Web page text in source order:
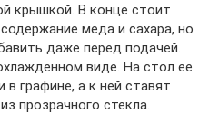
крышкой. В конце стоит
меда и сахара, но
даже перед подачей.
виде. На стол ее
графине, а к ней ставят
прозрачного стекла.